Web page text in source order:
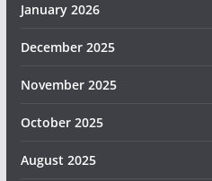
January 2026
December 2025
November 2025
October 2025
August 2025